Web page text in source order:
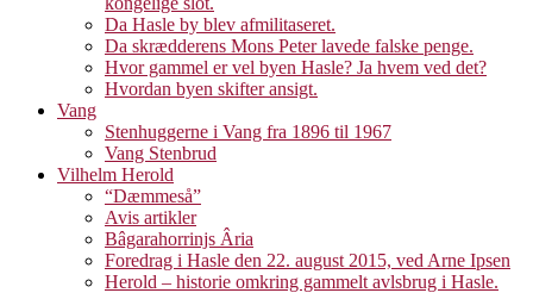
Da Hasle by blev afmilitaseret.
Da skrædderens Mons Peter lavede falske penge.
Hvor gammel er vel byen Hasle? Ja hvem ved det?
Hvordan byen skifter ansigt.
Vang
Stenhuggerne i Vang fra 1896 til 1967
Vang Stenbrud
Vilhelm Herold
“Dæmmeså”
Avis artikler
Bâgarahorrinjs Âria
Foredrag i Hasle den 22. august 2015, ved Arne Ipsen
Herold – historie omkring gammelt avlsbrug i Hasle.